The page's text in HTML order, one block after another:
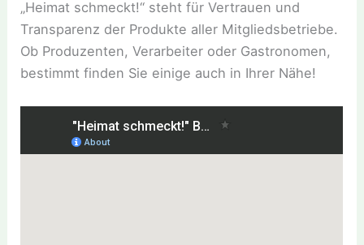
„Heimat schmeckt!“ steht für Vertrauen und
Transparenz der Produkte aller Mitgliedsbetriebe.
Ob Produzenten, Verarbeiter oder Gastronomen,
bestimmt finden Sie einige auch in Ihrer Nähe!